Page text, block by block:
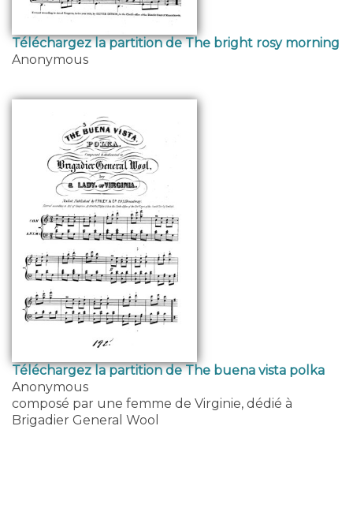
Téléchargez la partition de The bright rosy morning
Anonymous
Téléchargez la partition de The buena vista polka
Anonymous
composé par une femme de Virginie, dédié à
Brigadier General Wool